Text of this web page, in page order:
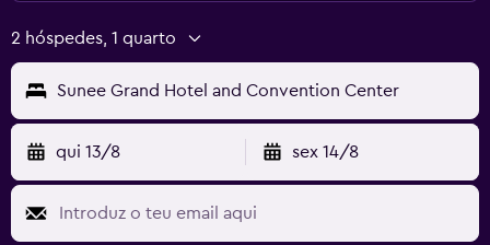
2 hóspedes, 1 quarto
Sunee Grand Hotel and Convention Center
qui 13/8 sex 14/8